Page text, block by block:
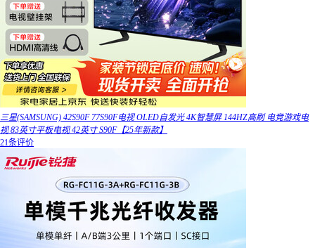
三星(SAMSUNG) 42S90F 77S90F电视 OLED自发光 4K智慧屏 144HZ高刷 电竞游戏电
视 83英寸平板电视 42英寸 S90F【25年新款】
21条评价